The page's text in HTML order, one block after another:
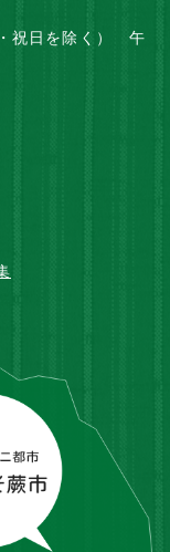
祝日を除く） 午